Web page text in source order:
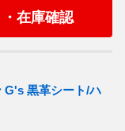
在庫確認
G's 黒革シート/ハ